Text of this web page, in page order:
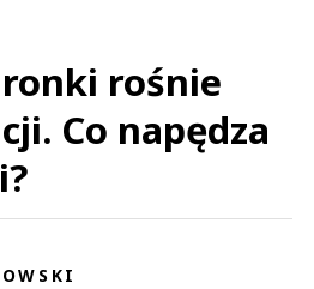
rośnie
Co napędza